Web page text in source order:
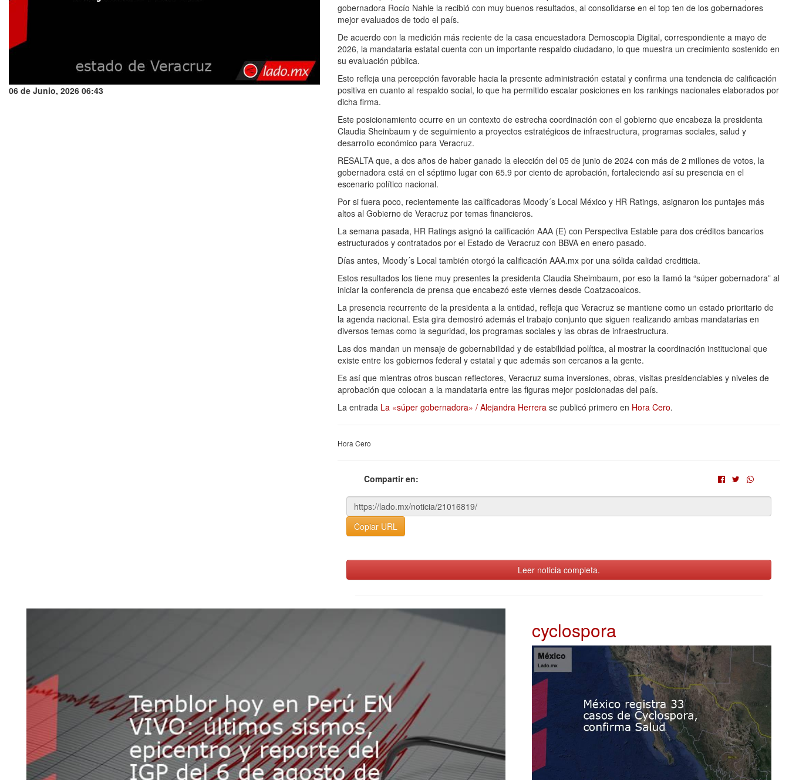
06 de Junio, 2026 06:43
gobernadora Rocío Nahle la recibió con muy buenos resultados, al consolidarse en el top ten de los gobernadores
mejor evaluados de todo el país.
De acuerdo con la medición más reciente de la casa encuestadora Demoscopia Digital, correspondiente a mayo de
2026, la mandataria estatal cuenta con un importante respaldo ciudadano, lo que muestra un crecimiento sostenido en
su evaluación pública.
Esto refleja una percepción favorable hacia la presente administración estatal y confirma una tendencia de calificación
positiva en cuanto al respaldo social, lo que ha permitido escalar posiciones en los rankings nacionales elaborados por
dicha firma.
Este posicionamiento ocurre en un contexto de estrecha coordinación con el gobierno que encabeza la presidenta
Claudia Sheinbaum y de seguimiento a proyectos estratégicos de infraestructura, programas sociales, salud y
desarrollo económico para Veracruz.
RESALTA que, a dos años de haber ganado la elección del 05 de junio de 2024 con más de 2 millones de votos, la
gobernadora está en el séptimo lugar con 65.9 por ciento de aprobación, fortaleciendo así su presencia en el
escenario político nacional.
Por si fuera poco, recientemente las calificadoras Moody´s Local México y HR Ratings, asignaron los puntajes más
altos al Gobierno de Veracruz por temas financieros.
La semana pasada, HR Ratings asignó la calificación AAA (E) con Perspectiva Estable para dos créditos bancarios
estructurados y contratados por el Estado de Veracruz con BBVA en enero pasado.
Días antes, Moody´s Local también otorgó la calificación AAA.mx por una sólida calidad crediticia.
Estos resultados los tiene muy presentes la presidenta Claudia Sheimbaum, por eso la llamó la “súper gobernadora” al
iniciar la conferencia de prensa que encabezó este viernes desde Coatzacoalcos.
La presencia recurrente de la presidenta a la entidad, refleja que Veracruz se mantiene como un estado prioritario de
la agenda nacional. Esta gira demostró además el trabajo conjunto que siguen realizando ambas mandatarias en
diversos temas como la seguridad, los programas sociales y las obras de infraestructura.
Las dos mandan un mensaje de gobernabilidad y de estabilidad política, al mostrar la coordinación institucional que
existe entre los gobiernos federal y estatal y que además son cercanos a la gente.
Es así que mientras otros buscan reflectores, Veracruz suma inversiones, obras, visitas presidenciables y niveles de
aprobación que colocan a la mandataria entre las figuras mejor posicionadas del país.
La entrada La «súper gobernadora» / Alejandra Herrera se publicó primero en Hora Cero.
Hora Cero
Compartir en:
Copiar URL
Leer noticia completa.
cyclospora